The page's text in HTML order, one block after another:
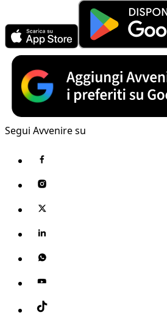
Segui Avvenire su